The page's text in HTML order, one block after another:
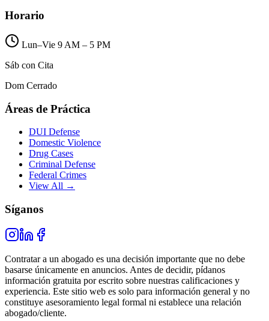
Horario
Lun–Vie 9 AM – 5 PM
Sáb con Cita
Dom Cerrado
Áreas de Práctica
DUI Defense
Domestic Violence
Drug Cases
Criminal Defense
Federal Crimes
View All →
Síganos
Contratar a un abogado es una decisión importante que no debe
basarse únicamente en anuncios. Antes de decidir, pídanos
información gratuita por escrito sobre nuestras calificaciones y
experiencia. Este sitio web es solo para información general y no
constituye asesoramiento legal formal ni establece una relación
abogado/cliente.